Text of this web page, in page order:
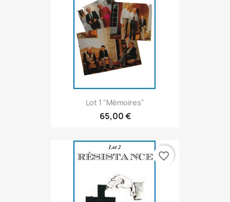
Lot 1 "Mémoires"
65,00 €
favorite_border